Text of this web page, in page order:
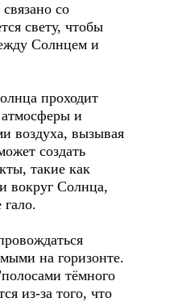
со
свету, чтобы
Солнцем и
проходит
атмосферы и
воздуха, вызывая
создать
такие как
вокруг Солнца,
на горизонте.
тёмного
из-за того, что